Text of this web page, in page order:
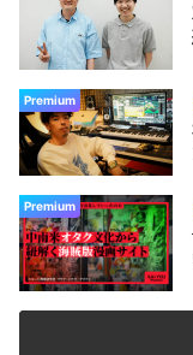
Premium
Premium